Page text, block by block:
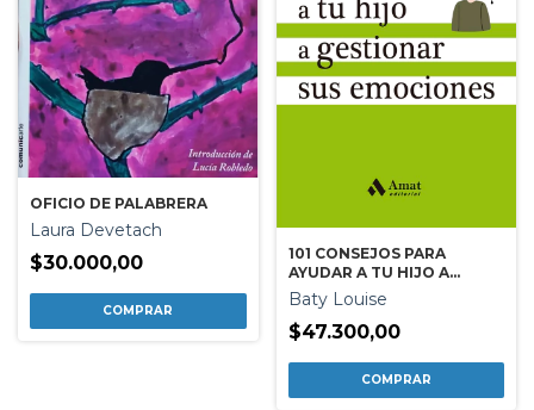
OFICIO DE PALABRERA
Laura Devetach
$30.000,00
101 CONSEJOS PARA
AYUDAR A TU HIJO A
GESTIONAR SUS
EMOCIONES
Baty Louise
$47.300,00